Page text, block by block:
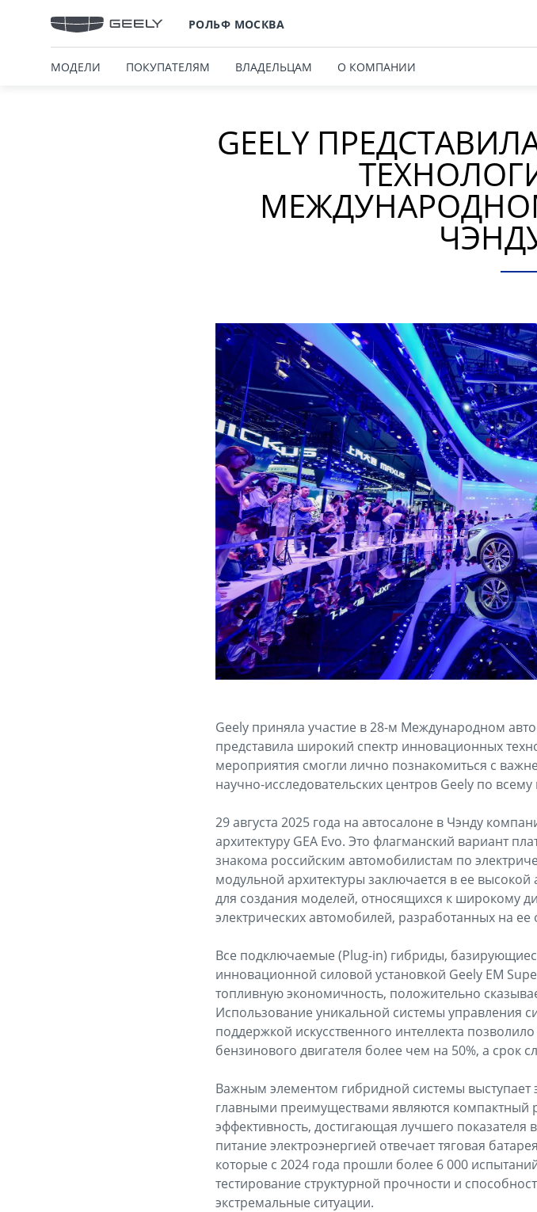
РОЛЬФ МОСКВА
МОДЕЛИ ПОКУПАТЕЛЯМ ВЛАДЕЛЬЦАМ О КОМПАНИИ
GEELY
Geely приняла участие в 28-м Международном
представила широкий спектр инновационных
мероприятия смогли лично познакомиться с
научно-исследовательских центров Geely по
29 августа 2025 года на автосалоне в Чэнду
архитектуру GEA Evo. Это флагманский вариант
знакома российским автомобилистам по
модульной архитектуры заключается в ее
для создания моделей, относящихся к широкому
электрических автомобилей, разработанных на
Все подключаемые (Plug-in) гибриды,
инновационной силовой установкой Geely EM
топливную экономичность, положительно
Использование уникальной системы управления
поддержкой искусственного интеллекта
бензинового двигателя более чем на 50%, а срок
Важным элементом гибридной системы выступает
главными преимуществами являются компактный
эффективность, достигающая лучшего показателя
питание электроэнергией отвечает тяговая
которые с 2024 года прошли более 6 000
тестирование структурной прочности и
экстремальные ситуации.